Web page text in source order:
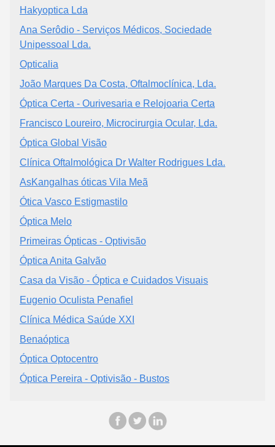
Hakyoptica Lda
Ana Serôdio - Serviços Médicos, Sociedade
Unipessoal Lda.
Opticalia
João Marques Da Costa, Oftalmoclínica, Lda.
Óptica Certa - Ourivesaria e Relojoaria Certa
Francisco Loureiro, Microcirurgia Ocular, Lda.
Óptica Global Visão
Clínica Oftalmológica Dr Walter Rodrigues Lda.
AsKangalhas óticas Vila Meã
Ótica Vasco Estigmastilo
Óptica Melo
Primeiras Ópticas - Optivisão
Óptica Anita Galvão
Casa da Visão - Óptica e Cuidados Visuais
Eugenio Oculista Penafiel
Clínica Médica Saúde XXI
Benaóptica
Óptica Optocentro
Óptica Pereira - Optivisão - Bustos